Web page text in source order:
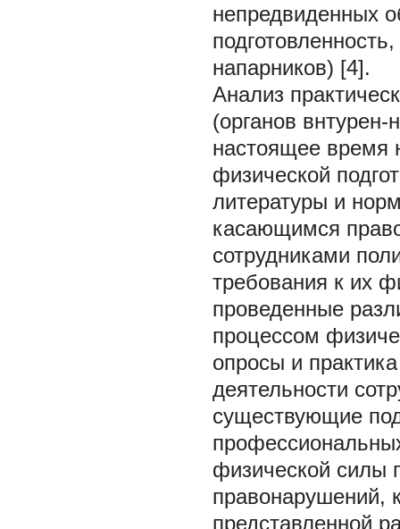
непредвиденных
напарников) [4].
Анализ
(органов
настоящее время
физической
литературы и
касающимся
сотрудниками
требования к их
проведенные
процессом
опросы и
деятельности
существующие
физической силы
правонарушений,
представленной